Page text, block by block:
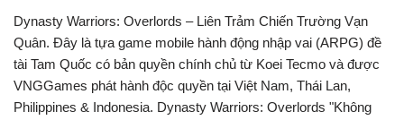
Dynasty Warriors: Overlords – Liên Trảm Chiến Trường Vạn
Quân. Đây là tựa game mobile hành động nhập vai (ARPG) đề
tài Tam Quốc có bản quyền chính chủ từ Koei Tecmo và được
VNGGames phát hành độc quyền tại Việt Nam, Thái Lan,
Philippines & Indonesia. Dynasty Warriors: Overlords "Không